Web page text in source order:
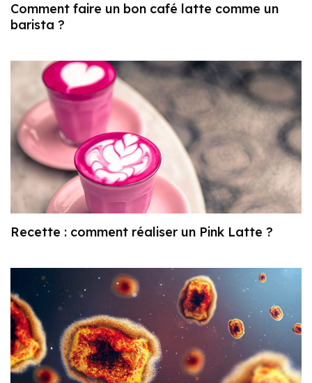
Comment faire un bon café latte comme un
barista ?
Recette : comment réaliser un Pink Latte ?